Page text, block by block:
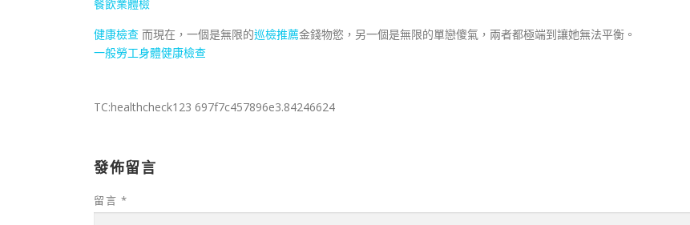
餐飲業體檢
健康檢查 而現在，一個是無限的巡檢推薦金錢物慾，另一個是無限的單戀傻氣，兩者都極端到讓她無法平衡。
一般勞工身體健康檢查
TC:healthcheck123 697f7c457896e3.84246624
發佈留言
留言 *